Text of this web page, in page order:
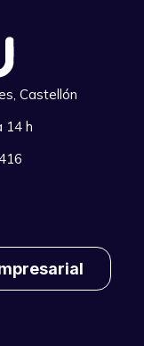
Castellón
14 h